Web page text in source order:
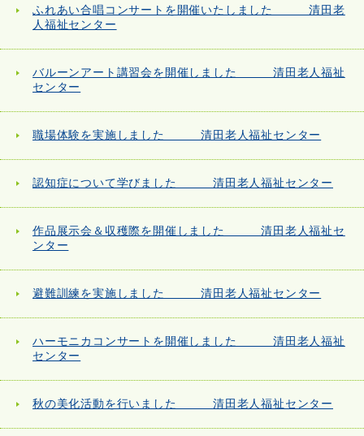
ふれあい合唱コンサートを開催いたしました 清田老
人福祉センター
バルーンアート講習会を開催しました 清田老人福祉
センター
職場体験を実施しました 清田老人福祉センター
認知症について学びました 清田老人福祉センター
作品展示会＆収穫際を開催しました 清田老人福祉セ
ンター
避難訓練を実施しました 清田老人福祉センター
ハーモニカコンサートを開催しました 清田老人福祉
センター
秋の美化活動を行いました 清田老人福祉センター